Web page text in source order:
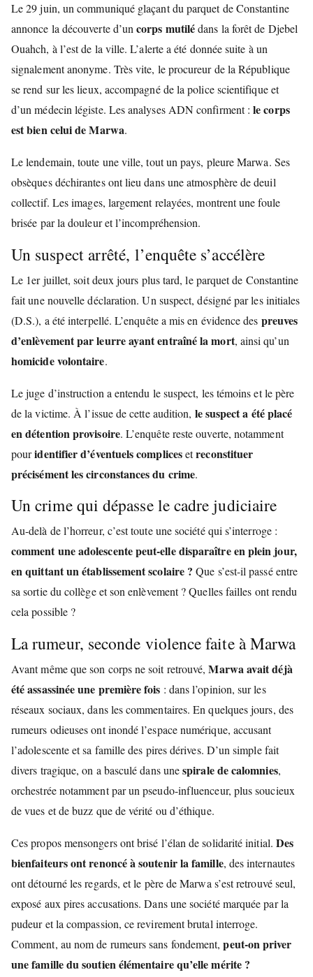
Le 29 juin, un communiqué glaçant du parquet de Constantine
annonce la découverte d’uncorps mutilédans la forêt de Djebel
Ouahch, à l’est de la ville. L’alerte a été donnée suite à un
signalement anonyme. Très vite, le procureur de la République
se rend sur les lieux, accompagné de la police scientifique et
d’un médecin légiste. Les analyses ADN confirment :le corps
est bien celui de Marwa.
Le lendemain, toute une ville, tout un pays, pleure Marwa. Ses
obsèques déchirantes ont lieu dans une atmosphère de deuil
collectif. Les images, largement relayées, montrent une foule
brisée par la douleur et l’incompréhension.
Un suspect arrêté, l’enquête s’accélère
Le 1er juillet, soit deux jours plus tard, le parquet de Constantine
fait une nouvelle déclaration. Un suspect, désigné par les initiales
(D.S.), a été interpellé. L’enquête a mis en évidence des preuves
d’enlèvement par leurre ayant entraîné la mort, ainsi qu’un
homicide volontaire.
Le juge d’instruction a entendu le suspect, les témoins et le père
de la victime. À l’issue de cette audition, le suspect a été placé
en détention provisoire. L’enquête reste ouverte, notamment
pouridentifier d’éventuels complicesetreconstituer
précisément les circonstances du crime.
Un crime qui dépasse le cadre judiciaire
Au-delà de l’horreur, c’est toute une société qui s’interroge :
comment une adolescente peut-elle disparaître en plein jour,
en quittant un établissement scolaire ? Que s’est-il passé entre
sa sortie du collège et son enlèvement ? Quelles failles ont rendu
cela possible ?
La rumeur, seconde violence faite à Marwa
Avant même que son corps ne soit retrouvé,Marwa avait déjà
été assassinée une première fois : dans l’opinion, sur les
réseaux sociaux, dans les commentaires. En quelques jours, des
rumeurs odieuses ont inondé l’espace numérique, accusant
l’adolescente et sa famille des pires dérives. D’un simple fait
divers tragique, on a basculé dans unespirale de calomnies,
orchestrée notamment par un pseudo-influenceur, plus soucieux
de vues et de buzz que de vérité ou d’éthique.
Ces propos mensongers ont brisé l’élan de solidarité initial. Des
bienfaiteurs ont renoncé à soutenir la famille, des internautes
ont détourné les regards, et le père de Marwa s’est retrouvé seul,
exposé aux pires accusations. Dans une société marquée par la
pudeur et la compassion, ce revirement brutal interroge.
Comment, au nom de rumeurs sans fondement,peut-on priver
une famille du soutien élémentaire qu’elle mérite ?